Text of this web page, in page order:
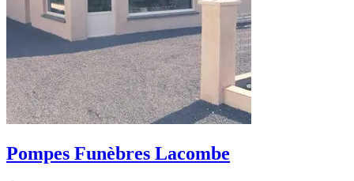
Pompes Funèbres Lacombe